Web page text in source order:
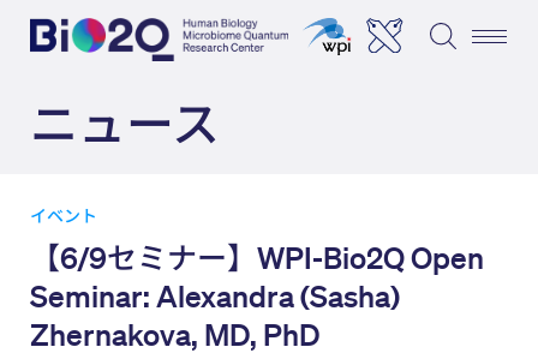
ニュース
イベント
【6/9セミナー】WPI-Bio2Q Open
Seminar: Alexandra (Sasha)
Zhernakova, MD, PhD